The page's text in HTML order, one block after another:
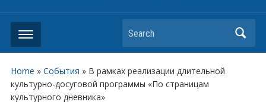
Search
Home » События » В рамках реализации длительной
культурно-досуговой программы «По страницам
культурного дневника»